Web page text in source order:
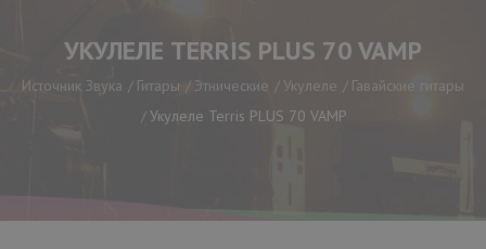
УКУЛЕЛЕ TERRIS PLUS 70 VAMP
Источник Звука Гитары Этнические Укулеле
Гавайские гитары
Укулеле Terris PLUS 70 VAMP